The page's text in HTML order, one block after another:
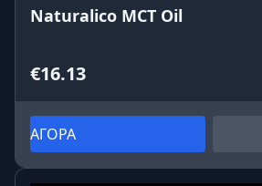
Naturalico MCT Oil
€16.13
ΑΓΟΡΑ